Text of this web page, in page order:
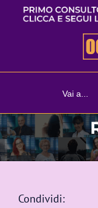
Vai a...
Condividi: